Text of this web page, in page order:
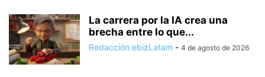
La carrera por la IA crea una
brecha entre lo que...
Redacción ebizLatam - 4 de agosto de 2026